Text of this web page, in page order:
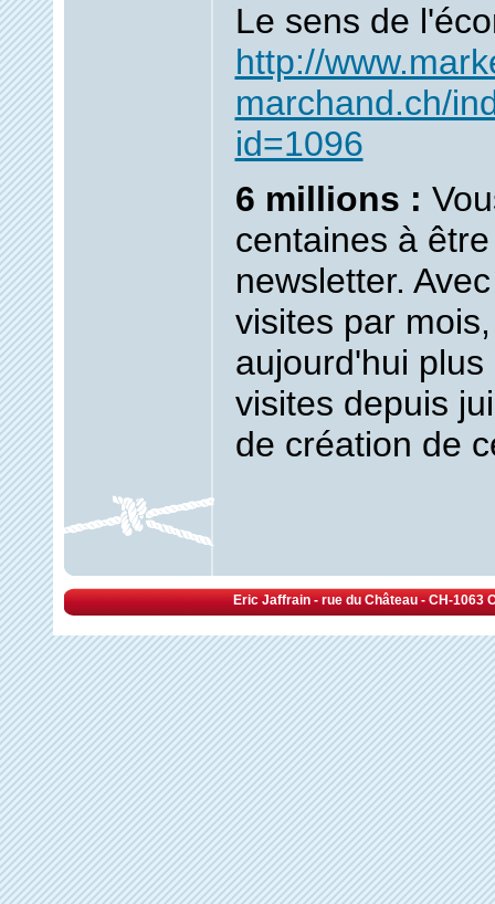
Le sens de
http://
marchand.ch/
id=1096
6 millions :
centaines à
newsletter.
visites par
aujourd'hui
visites depuis
de création de
Eric Jaffrain - rue du Château - CH-1063